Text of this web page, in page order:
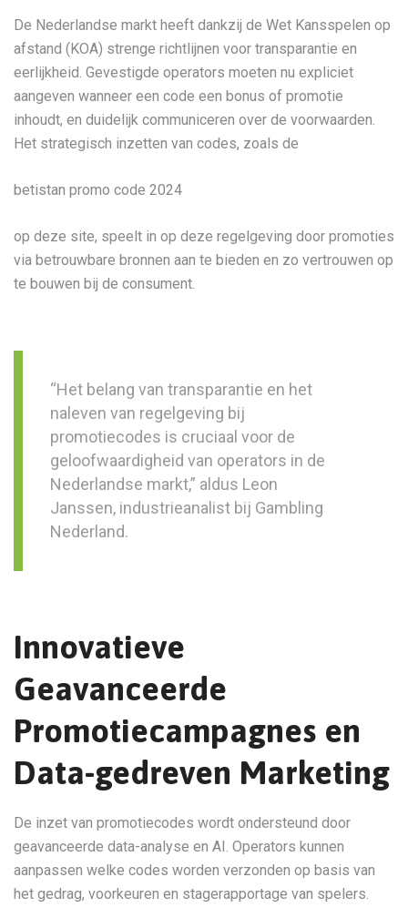
De Nederlandse markt heeft dankzij de Wet Kansspelen op
afstand (KOA) strenge richtlijnen voor transparantie en
eerlijkheid. Gevestigde operators moeten nu expliciet
aangeven wanneer een code een bonus of promotie
inhoudt, en duidelijk communiceren over de voorwaarden.
Het strategisch inzetten van codes, zoals de
betistan promo code 2024
op deze site, speelt in op deze regelgeving door promoties
via betrouwbare bronnen aan te bieden en zo vertrouwen op
te bouwen bij de consument.
“Het belang van transparantie en het
naleven van regelgeving bij
promotiecodes is cruciaal voor de
geloofwaardigheid van operators in de
Nederlandse markt,” aldus Leon
Janssen, industrieanalist bij Gambling
Nederland.
Innovatieve
Geavanceerde
Promotiecampagnes en
Data-gedreven Marketing
De inzet van promotiecodes wordt ondersteund door
geavanceerde data-analyse en AI. Operators kunnen
aanpassen welke codes worden verzonden op basis van
het gedrag, voorkeuren en stagerapportage van spelers.